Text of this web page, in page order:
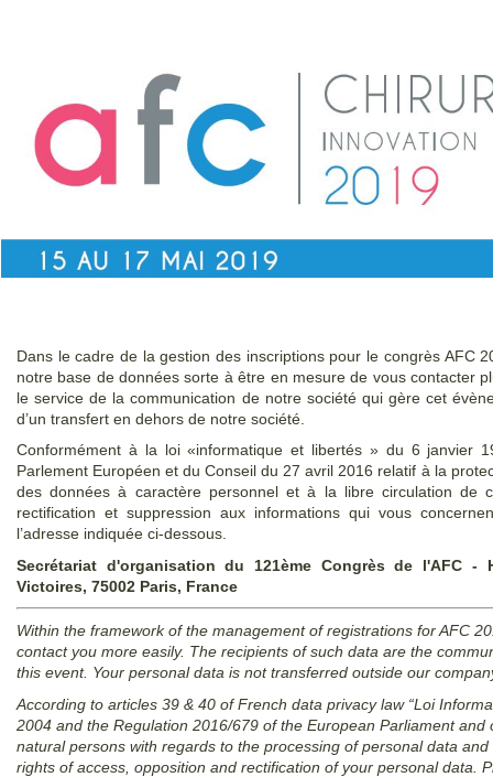
Dans le cadre de la gestion des inscriptions pour le congrès AFC
notre base de données sorte à être en mesure de vous contacter
le service de la communication de notre société qui gère cet
d’un transfert en dehors de notre société.
Conformément à la loi «informatique et libertés » du 6 janvier
Parlement Européen et du Conseil du 27 avril 2016 relatif à la
des données à caractère personnel et à la libre circulation de
rectification et suppression aux informations qui vous
l’adresse indiquée ci-dessous.
Secrétariat d'organisation du 121ème Congrès de l'AFC -
Victoires, 75002 Paris, France
Within the framework of the management of registrations for AFC
contact you more easily. The recipients of such data are the
this event. Your personal data is not transferred outside our
According to articles 39 & 40 of French data privacy law “Loi
2004 and the Regulation 2016/679 of the European Parliament
natural persons with regards to the processing of personal data
rights of access, opposition and rectification of your personal data.